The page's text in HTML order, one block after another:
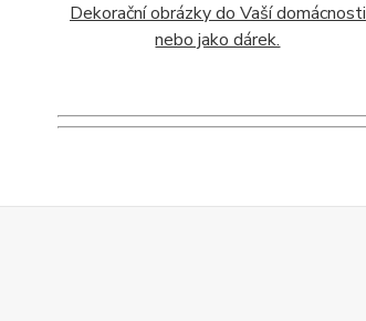
Dekorační obrázky do Vaší domácnosti
nebo jako dárek.